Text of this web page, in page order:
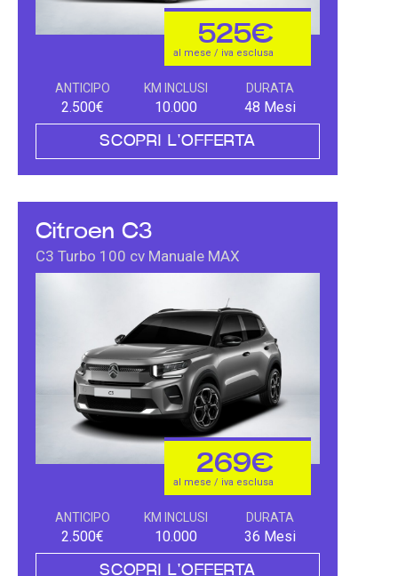
525€
al mese / iva esclusa
ANTICIPO
2.500€
KM INCLUSI
10.000
DURATA
48 Mesi
SCOPRI L'OFFERTA
Citroen C3
C3 Turbo 100 cv Manuale MAX
269€
al mese / iva esclusa
ANTICIPO
2.500€
KM INCLUSI
10.000
DURATA
36 Mesi
SCOPRI L'OFFERTA